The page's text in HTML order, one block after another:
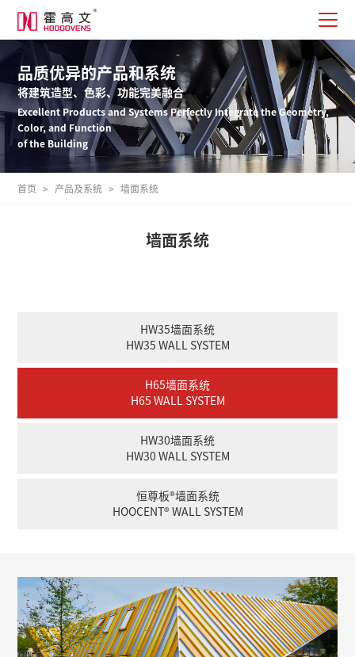
品质优异的产品和系统
将建筑造型、色彩、功能完美融合
Excellent Products and Systems Perfectly Integrate the Geometry,
Color, and Function
of the Building
首页 > 产品及系统 > 墙面系统
墙面系统
HW35墙面系统
HW35 WALL SYSTEM
H65墙面系统
H65 WALL SYSTEM
HW30墙面系统
HW30 WALL SYSTEM
恒尊板®墙面系统
HOOCENT® WALL SYSTEM